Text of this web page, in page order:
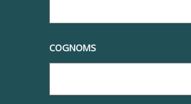
COGNOMS